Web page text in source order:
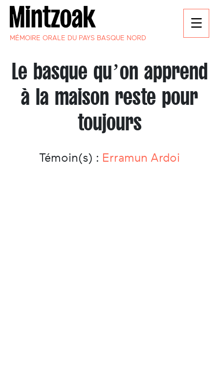
MÉMOIRE ORALE DU PAYS BASQUE NORD
Le basque qu’on apprend
à la maison reste pour
toujours
Témoin(s) : Erramun Ardoi